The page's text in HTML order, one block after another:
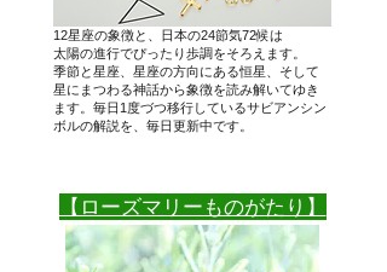
12星座の象徴と、日本の24節気72候は
太陽の進行でぴったり歩調をそろえます。
季節と星座、星座の方向にある恒星、そして
星にまつわる神話から象徴を読み解いてゆき
ます。毎日1度づつ移行しているサビアンシン
ボルの解説を、毎日更新中です。
​【ローズマリーものがたり】